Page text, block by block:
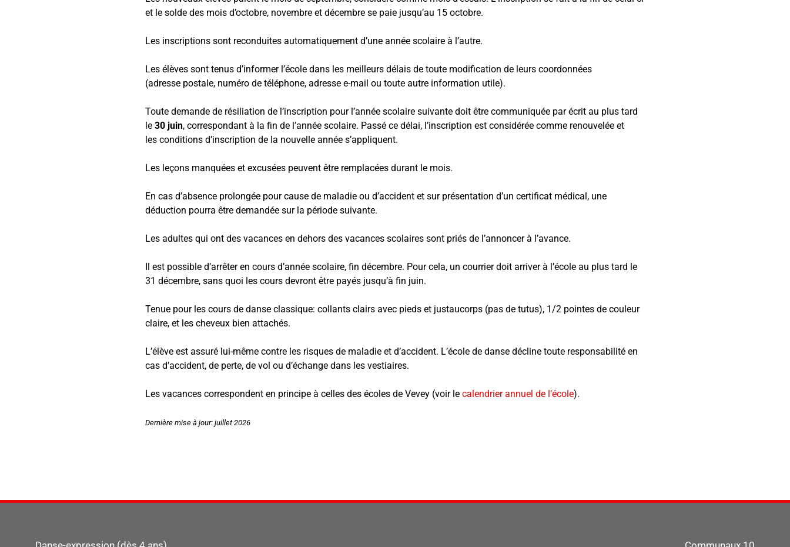
et le solde des mois d’octobre, novembre et décembre se paie jusqu’au 15 octobre.
Les inscriptions sont reconduites automatiquement d’une année scolaire à l’autre.
Les élèves sont tenus d’informer l’école dans les meilleurs délais de toute modification de leurs coordonnées
(adresse postale, numéro de téléphone, adresse e-mail ou toute autre information utile).
Toute demande de résiliation de l’inscription pour l’année scolaire suivante doit être communiquée par écrit au plus tard
le 30 juin, correspondant à la fin de l’année scolaire. Passé ce délai, l’inscription est considérée comme renouvelée et
les conditions d’inscription de la nouvelle année s’appliquent.
Les leçons manquées et excusées peuvent être remplacées durant le mois.
En cas d’absence prolongée pour cause de maladie ou d’accident et sur présentation d’un certificat médical, une
déduction pourra être demandée sur la période suivante.
Les adultes qui ont des vacances en dehors des vacances scolaires sont priés de l’annoncer à l’avance.
Il est possible d’arrêter en cours d’année scolaire, fin décembre. Pour cela, un courrier doit arriver à l’école au plus tard le
31 décembre, sans quoi les cours devront être payés jusqu’à fin juin.
Tenue pour les cours de danse classique: collants clairs avec pieds et justaucorps (pas de tutus), 1/2 pointes de couleur
claire, et les cheveux bien attachés.
L’élève est assuré lui-même contre les risques de maladie et d’accident. L’école de danse décline toute responsabilité en
cas d’accident, de perte, de vol ou d’échange dans les vestiaires.
Les vacances correspondent en principe à celles des écoles de Vevey (voir le calendrier annuel de l’école).
Dernière mise à jour: juillet 2026